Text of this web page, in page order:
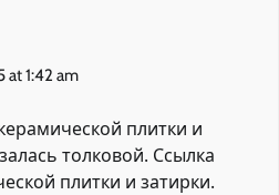
at 1:42 am
плитки и
толковой. Ссылка
плитки и затирки.